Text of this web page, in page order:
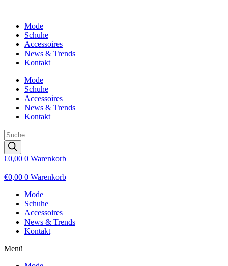
wechselnMode
Schuhe
Accessoires
News & Trends
Kontakt
Mode
Schuhe
Accessoires
News & Trends
Kontakt
Products
search
€0,00 0 Warenkorb
€0,00 0 Warenkorb
Mode
Schuhe
Accessoires
News & Trends
Kontakt
Menü